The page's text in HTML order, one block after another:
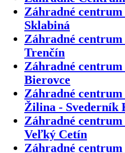
Záhradné centrum
Sklabiná
Záhradné
Trenčín
Záhradné
Bierovce
Záhradné
Žilina - Svederník
Záhradné
Veľký Cetín
Záhradné